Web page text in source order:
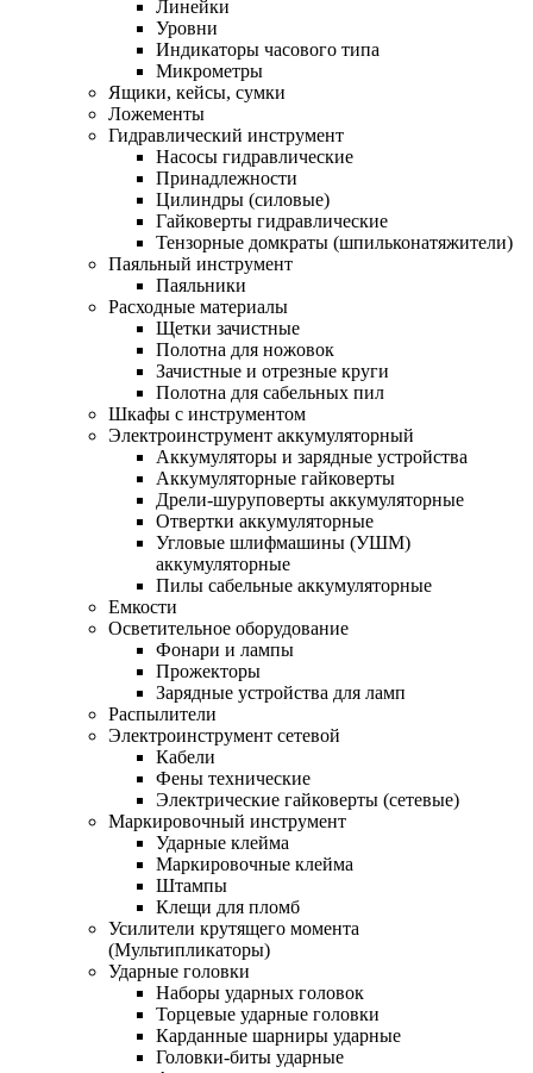
Линейки
Уровни
Индикаторы часового типа
Микрометры
Ящики, кейсы, сумки
Ложементы
Гидравлический инструмент
Насосы гидравлические
Принадлежности
Цилиндры (силовые)
Гайковерты гидравлические
Тензорные домкраты (шпильконатяжители)
Паяльный инструмент
Паяльники
Расходные материалы
Щетки зачистные
Полотна для ножовок
Зачистные и отрезные круги
Полотна для сабельных пил
Шкафы с инструментом
Электроинструмент аккумуляторный
Аккумуляторы и зарядные устройства
Аккумуляторные гайковерты
Дрели-шуруповерты аккумуляторные
Отвертки аккумуляторные
Угловые шлифмашины (УШМ)
аккумуляторные
Пилы сабельные аккумуляторные
Емкости
Осветительное оборудование
Фонари и лампы
Прожекторы
Зарядные устройства для ламп
Распылители
Электроинструмент сетевой
Кабели
Фены технические
Электрические гайковерты (сетевые)
Маркировочный инструмент
Ударные клейма
Маркировочные клейма
Штампы
Клещи для пломб
Усилители крутящего момента
(Мультипликаторы)
Ударные головки
Наборы ударных головок
Торцевые ударные головки
Карданные шарниры ударные
Головки-биты ударные